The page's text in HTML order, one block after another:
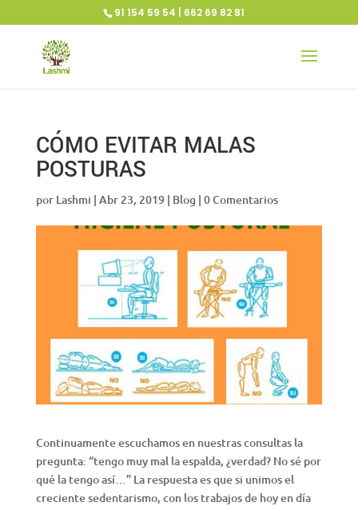
91 154 59 54 | 662 69 82 81
CÓMO EVITAR MALAS
POSTURAS
por Lashmi | Abr 23, 2019| Blog | 0 Comentarios
Continuamente escuchamos en nuestras consultas la
pregunta: “tengo muy mal la espalda, ¿verdad? No sé por
qué la tengo así…” La respuesta es que si unimos el
creciente sedentarismo, con los trabajos de hoy en día